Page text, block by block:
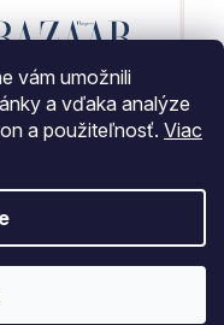
vám umožnili
a vďaka analýze
a použiteľnosť. Viac
práva vyhradené.